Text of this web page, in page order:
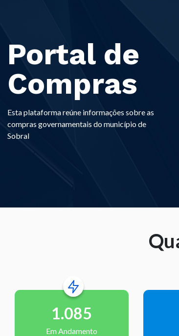
Portal de
Compras
Esta plataforma reúne informações sobre as
compras governamentais do município de
Sobral
1.085
Em Andamento